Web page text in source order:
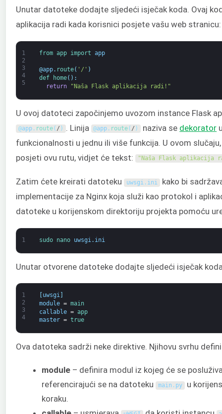
Unutar datoteke dodajte sljedeći isječak koda. Ovaj
aplikacija radi kada korisnici posjete vašu web stranicu:
1
2
3
4
5
from app import app
@app. route( '/' )
def
home( ) :
return
"Naša Flask aplikacija radi!"
U ovoj datoteci započinjemo uvozom instance Flask
@app. route(/ ) . Linija @app . route(/ ) naziva se dekorator
funkcionalnosti u jednu ili više funkcija. U ovom
posjeti ovu rutu, vidjet će tekst:
"Naša Flask aplikacija
Zatim ćete kreirati datoteku uwsgi. ini kako bi
implementacije za Nginx koja služi kao protokol i
datoteke u korijenskom direktoriju projekta pomoću
1 sudo nano uwsgi . ini
Unutar otvorene datoteke dodajte sljedeći isječak
1
2
3
4
uwsgi]
module = main
callable = app
master = true
Ova datoteka sadrži neke direktive. Njihovu svrhu
module – definira modul iz kojeg će se
referencirajući se na datoteku
main . py u
koraku.